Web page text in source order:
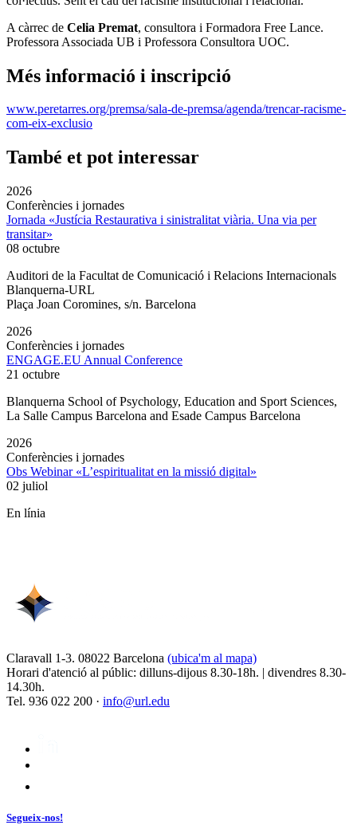
A càrrec de Celia Premat, consultora i Formadora Free Lance.
Professora Associada UB i Professora Consultora UOC.
Més informació i inscripció
www.peretarres.org/premsa/sala-de-premsa/agenda/trencar-racisme-
com-eix-exclusio
També et pot interessar
2026
Conferències i jornades
Jornada «Justícia Restaurativa i sinistralitat viària. Una via per
transitar»
08 octubre
Auditori de la Facultat de Comunicació i Relacions Internacionals
Blanquerna-URL
Plaça Joan Coromines, s/n. Barcelona
2026
Conferències i jornades
ENGAGE.EU Annual Conference
21 octubre
Blanquerna School of Psychology, Education and Sport Sciences,
La Salle Campus Barcelona and Esade Campus Barcelona
2026
Conferències i jornades
Obs Webinar «L’espiritualitat en la missió digital»
02 juliol
En línia
Claravall 1-3. 08022 Barcelona (ubica'm al mapa)
Horari d'atenció al públic: dilluns-dijous 8.30-18h. | divendres 8.30-
14.30h.
Tel. 936 022 200 · info@url.edu
Segueix-nos!